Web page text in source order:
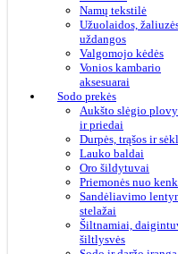
Namų tekstilė
Užuolaidos,
uždangos
Valgomojo kėdės
Vonios kambario
aksesuarai
Sodo prekės
Aukšto slėgio
ir priedai
Durpės, trąšos ir
Lauko baldai
Oro šildytuvai
Priemonės nuo
Sandėliavimo
stelažai
Šiltnamiai,
šiltlysvės